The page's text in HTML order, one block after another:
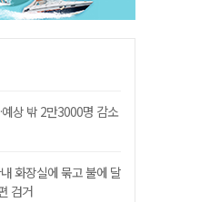
상 밖 2만3000명 감소
화장실에 묶고 불에 달
검거